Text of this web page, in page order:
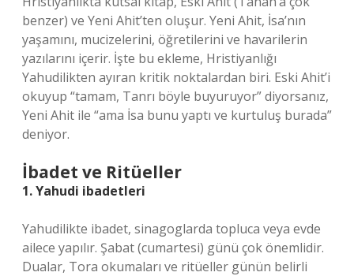
benzer) ve Yeni Ahit’ten oluşur. Yeni Ahit, İsa’nın
yaşamını, mucizelerini, öğretilerini ve havarilerin
yazılarını içerir. İşte bu ekleme, Hristiyanlığı
Yahudilikten ayıran kritik noktalardan biri. Eski Ahit’i
okuyup “tamam, Tanrı böyle buyuruyor” diyorsanız,
Yeni Ahit ile “ama İsa bunu yaptı ve kurtuluş burada”
deniyor.
İbadet ve Ritüeller
1. Yahudi ibadetleri
Yahudilikte ibadet, sinagoglarda topluca veya evde
ailece yapılır. Şabat (cumartesi) günü çok önemlidir.
Dualar, Tora okumaları ve ritüeller günün belirli